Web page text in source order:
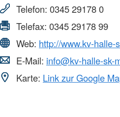
Telefon: 0345 29178 0
Telefax: 0345 29178 99
Web: http://www.kv-halle-
E-Mail: info@kv-halle-sk-
Karte: Link zur Google